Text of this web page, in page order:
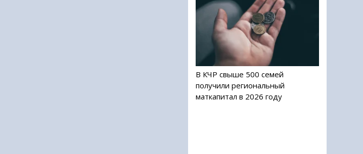
В КЧР свыше 500 семей
получили региональный
маткапитал в 2026 году